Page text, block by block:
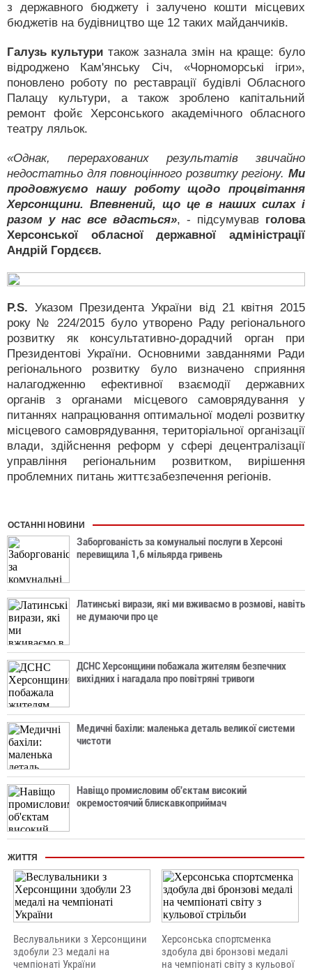
з державного бюджету і залучено кошти місцевих
бюджетів на будівництво ще 12 таких майданчиків.
Галузь культури також зазнала змін на краще: було
відроджено Кам'янську Січ, «Чорноморські ігри»,
поновлено роботу по реставрації будівлі Обласного
Палацу культури, а також зроблено капітальний
ремонт фойє Херсонського академічного обласного
театру ляльок.
«Однак, перерахованих результатів звичайно
недостатньо для повноцінного розвитку регіону. Ми
продовжуємо нашу роботу щодо процвітання
Херсонщини. Впевнений, що це в наших силах і
разом у нас все вдасться», - підсумував голова
Херсонської обласної державної адміністрації
Андрій Гордєєв.
P.S. Указом Президента України від 21 квітня 2015
року № 224/2015 було утворено Раду регіонального
розвитку як консультативно-дорадчий орган при
Президентові України. Основними завданнями Ради
регіонального розвитку було визначено сприяння
налагодженню ефективної взаємодії державних
органів з органами місцевого самоврядування у
питаннях напрацювання оптимальної моделі розвитку
місцевого самоврядування, територіальної організації
влади, здійснення реформ у сфері децентралізації
управління регіональним розвитком, вирішення
проблемних питань життєзабезпечення регіонів.
ОСТАННІ НОВИНИ
Заборгованість за комунальні послуги в Херсоні
перевищила 1,6 мільярда гривень
Латинські вирази, які ми вживаємо в розмові, навіть
не думаючи про це
ДСНС Херсонщини побажала жителям безпечних
вихідних і нагадала про повітряні тривоги
Медичні бахіли: маленька деталь великої системи
чистоти
Навіщо промисловим об'єктам високий
окремостоячий блискавкоприймач
ЖИТТЯ
Веслувальники з Херсонщини
здобули 23 медалі на
чемпіонаті України
Херсонська спортсменка
здобула дві бронзові медалі
на чемпіонаті світу з кульової